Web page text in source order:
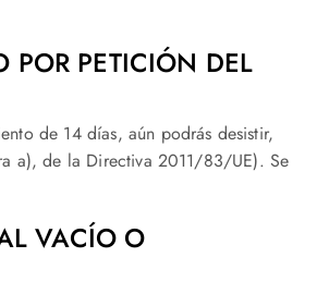
POR PETICIÓN DEL
de 14 días, aún podrás desistir,
a), de la Directiva 2011/83/UE). Se
VACÍO O